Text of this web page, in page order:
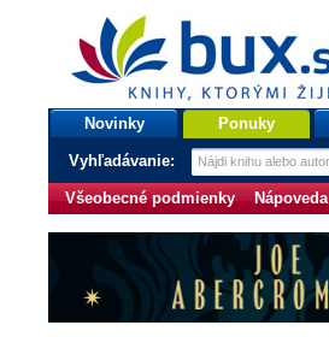
bux.sk
knihy, ktorými žijete
Úvodná stránka
Novinky Ponuky
Vyhľadávanie:
Všeobecné podmienky Nápoveda